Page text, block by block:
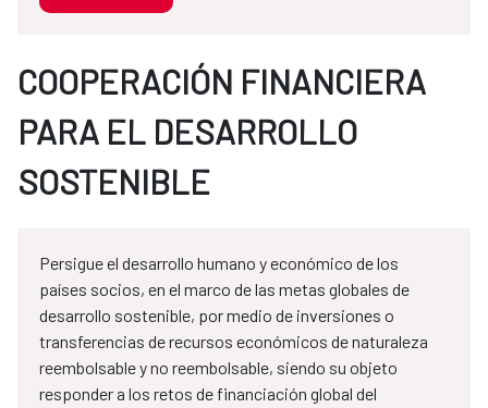
COOPERACIÓN FINANCIERA
PARA EL DESARROLLO
SOSTENIBLE
Persigue el desarrollo humano y económico de los
países socios, en el marco de las metas globales de
desarrollo sostenible, por medio de inversiones o
transferencias de recursos económicos de naturaleza
reembolsable y no reembolsable, siendo su objeto
responder a los retos de financiación global del